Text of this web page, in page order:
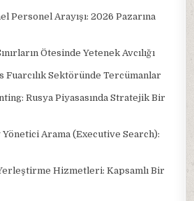
Personel Arayışı: 2026 Pazarına
Ötesinde Yetenek Avcılığı
Fuarcılık Sektöründe Tercümanlar
Rusya Piyasasında Stratejik Bir
Arama (Executive Search):
Hizmetleri: Kapsamlı Bir